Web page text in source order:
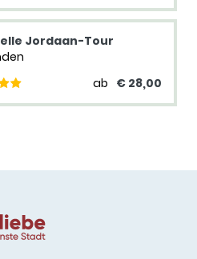
Jordaan-Tour
ab € 28,00